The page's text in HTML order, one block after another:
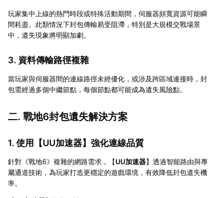
玩家集中上線的熱門時段或特殊活動期間，伺服器頻寬資源可能瞬
間耗盡。此類情況下封包傳輸易受阻滯，特別是大規模交戰場景
中，遺失現象將明顯加劇。
3. 資料傳輸路徑複雜
當玩家與伺服器間的連線路徑未經優化，或涉及跨區域連接時，封
包需經過多個中繼節點，每個節點都可能成為遺失風險點。
二. 戰地6封包遺失解決方案
1. 使用【UU加速器】強化連線品質
針對《戰地6》複雜的網路需求，【UU加速器】透過智能路由與專
屬通道技術，為玩家打造更穩定的遊戲環境，有效降低封包遺失機
率。